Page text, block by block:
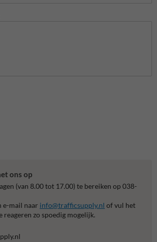
ons op
(van 8.00 tot 17.00) te bereiken op 038-
e-mail naar info@trafficsupply.nl of vul het
zo spoedig mogelijk.